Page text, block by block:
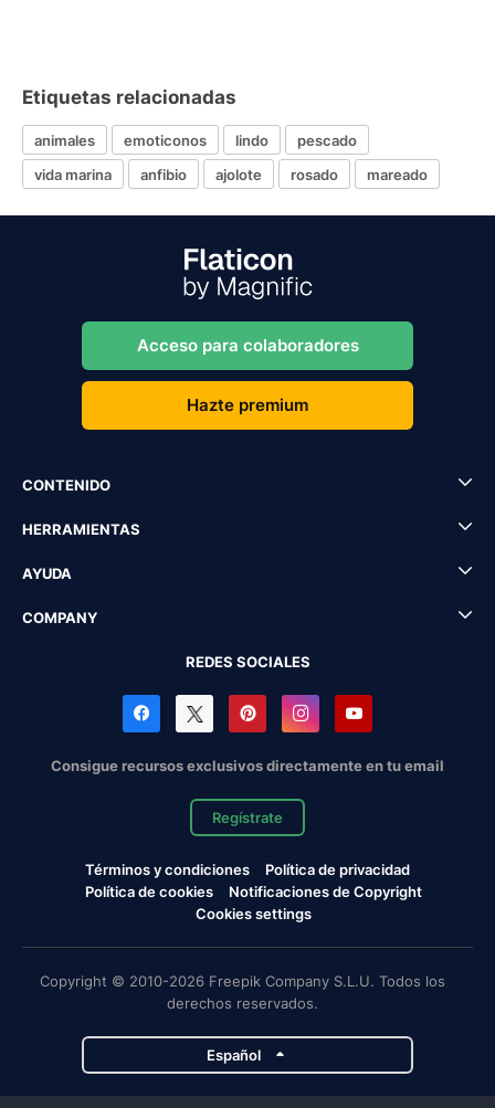
Etiquetas relacionadas
animales emoticonos lindo
pescado
vida marina
anfibio ajolote rosado mareado
Acceso para colaboradores
Hazte premium
CONTENIDO
HERRAMIENTAS
AYUDA
COMPANY
REDES SOCIALES
Consigue recursos exclusivos directamente en tu email
Regístrate
Términos y condiciones
Política de privacidad
Política de cookies
Notificaciones de Copyright
Cookies settings
Copyright © 2010-2026 Freepik Company S.L.U. Todos los
derechos reservados.
Español